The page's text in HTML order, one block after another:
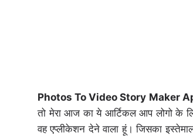
Photos To Video Story Maker
तो मेरा आज का ये आर्टिकल आप लोगो के
वह एप्लीकेशन देने वाला हूं। जिसका